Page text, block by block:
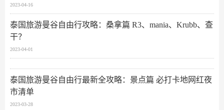
2023-04-16
泰国旅游曼谷自由行攻略：桑拿篇 R3、mania、Krubb、查
干？
2023-04-01
泰国旅游曼谷自由行最新全攻略：景点篇 必打卡地网红夜
市清单
2023-03-28